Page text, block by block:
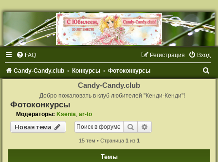
FAQ Вход
Регистрация
Candy-Candy.club Конкурсы Фотоконкурсы
Candy-Candy.club
Добро пожаловать в клуб любителей "Кенди-Кенди"!
Фотоконкурсы
Модераторы: Ksenia, ar-to
Новая тема Поиск
15 тем • Страница 1 из 1
Темы